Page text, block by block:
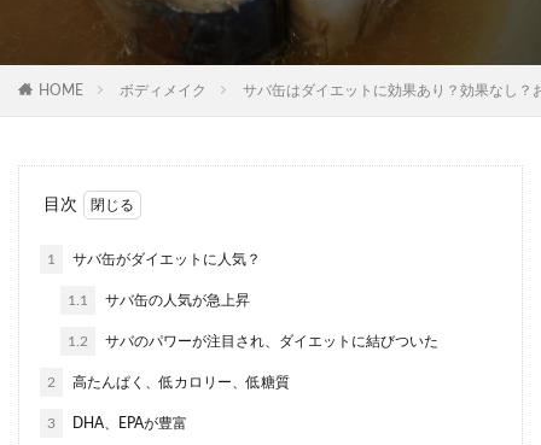
HOME ボディメイク サバ缶はダイエットに効果あり？効果なし
目次
1 サバ缶がダイエットに人気？
1.1 サバ缶の人気が急上昇
1.2 サバのパワーが注目され、ダイエットに結びついた
2 高たんぱく、低カロリー、低糖質
3 DHA、EPAが豊富